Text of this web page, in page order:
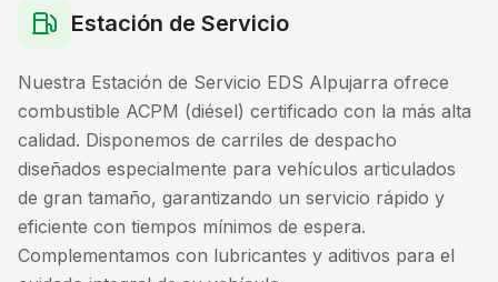
Estación de Servicio
Nuestra Estación de Servicio EDS Alpujarra ofrece
combustible ACPM (diésel) certificado con la más alta
calidad. Disponemos de carriles de despacho
diseñados especialmente para vehículos articulados
de gran tamaño, garantizando un servicio rápido y
eficiente con tiempos mínimos de espera.
Complementamos con lubricantes y aditivos para el